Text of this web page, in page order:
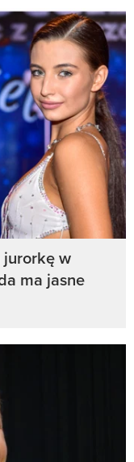
w
ma jasne